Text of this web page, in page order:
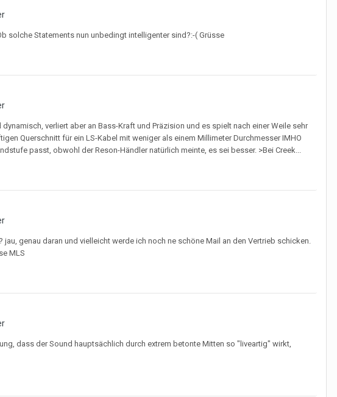
solche Statements nun unbedingt intelligenter sind?:-( Grüsse
verliert aber an Bass-Kraft und Präzision und es spielt nach einer Weile sehr
Querschnitt für ein LS-Kabel mit weniger als einem Millimeter Durchmesser IMHO
passt, obwohl der Reson-Händler natürlich meinte, es sei besser. >Bei Creek...
genau daran und vielleicht werde ich noch ne schöne Mail an den Vertrieb schicken.
MLS
dass der Sound hauptsächlich durch extrem betonte Mitten so "liveartig" wirkt,